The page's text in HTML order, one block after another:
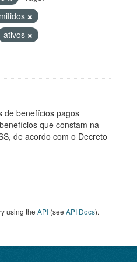
ativos
de benefícios pagos
que constam na
de acordo com o Decreto
using the API (see API Docs).